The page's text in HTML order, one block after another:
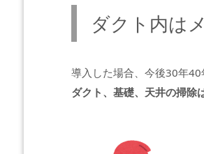
ダクト内は
導入した場合、今後30年40
ダクト、基礎、天井の掃除